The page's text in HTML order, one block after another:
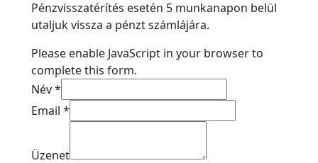
Pénzvisszatérítés esetén 5 munkanapon belül
utaljuk vissza a pénzt számlájára.
Please enable JavaScript in your browser to
complete this form.
Név*
Email *
Üzenet